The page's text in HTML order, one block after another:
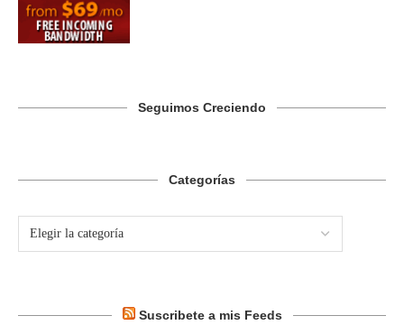
Seguimos Creciendo
Categorías
Suscribete a mis Feeds